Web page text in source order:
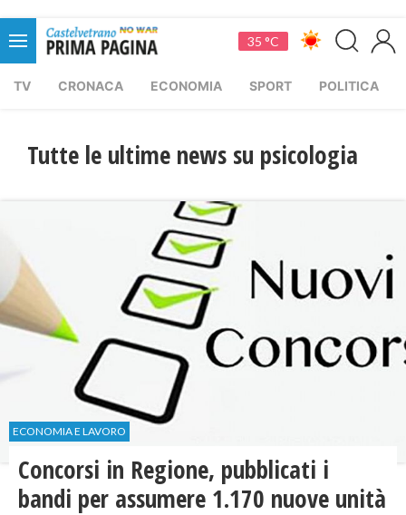
35 °C
TV CRONACA ECONOMIA SPORT POLITICA
Tutte le ultime news su psicologia
ECONOMIA E LAVORO
Concorsi in Regione, pubblicati i
bandi per assumere 1.170 nuove unità